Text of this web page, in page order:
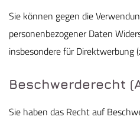
Sie können gegen die
personenbezogener Daten
insbesondere für Direktwerbung
Beschwerderecht
Sie haben das Recht auf